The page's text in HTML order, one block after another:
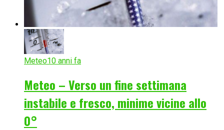
Meteo10 anni fa
Meteo – Verso un fine settimana
instabile e fresco, minime vicine allo
0°